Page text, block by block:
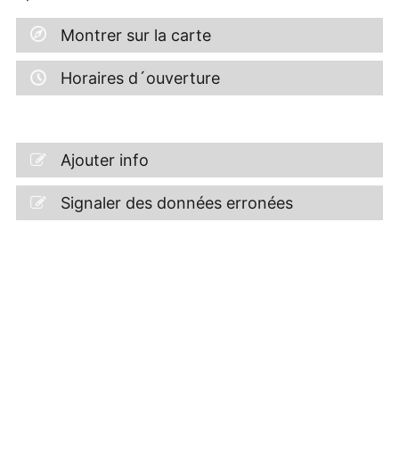
Montrer sur la carte
Horaires d´ouverture
Ajouter info
Signaler des données erronées